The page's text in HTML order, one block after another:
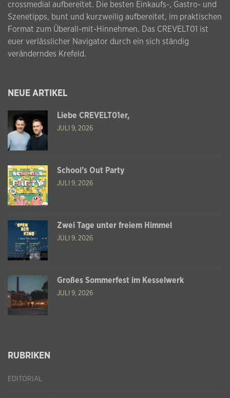
crossmedial aufbereitet. Die besten Einkaufs-, Gastro- und
Szenetipps, bunt und kurzweilig aufbereitet, im praktischen
Format zum Überall-mit-Hinnehmen. Das CREVELT01 ist
euer verlässlicher Navigator durch ein sich ständig
veränderndes Krefeld.
NEUE ARTIKEL
Liebe CREVELT01er,
JULI 9, 2026
School’s Out Party
JULI 9, 2026
Zwei Tage unter freiem Himmel
JULI 9, 2026
Großes Sommerfest im Kesselwerk
JULI 9, 2026
RUBRIKEN
EDITORIAL